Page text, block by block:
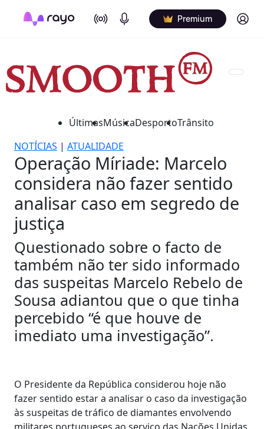
On Air Podcasts Premium Log in
ÚltimasMúsicaDesportoTrânsito
NOTÍCIAS | ATUALIDADE
Operação Míriade: Marcelo
considera não fazer sentido
analisar caso em segredo de
justiça
Questionado sobre o facto de
também não ter sido informado
das suspeitas Marcelo Rebelo de
Sousa adiantou que o que tinha
percebido “é que houve de
imediato uma investigação”.
O Presidente da República considerou hoje não
fazer sentido estar a analisar o caso da investigação
às suspeitas de tráfico de diamantes envolvendo